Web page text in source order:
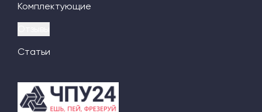
Комплектующие
Статьи